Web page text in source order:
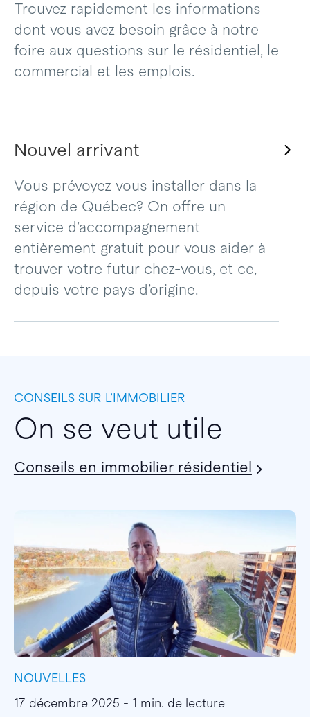
Trouvez rapidement les informations
dont vous avez besoin grâce à notre
foire aux questions sur le résidentiel, le
commercial et les emplois.
Nouvel arrivant
Vous prévoyez vous installer dans la
région de Québec? On offre un
service d’accompagnement
entièrement gratuit pour vous aider à
trouver votre futur chez-vous, et ce,
depuis votre pays d’origine.
CONSEILS SUR L’IMMOBILIER
On se veut utile
Conseils en immobilier résidentiel
NOUVELLES
17 décembre 2025 - 1 min. de lecture